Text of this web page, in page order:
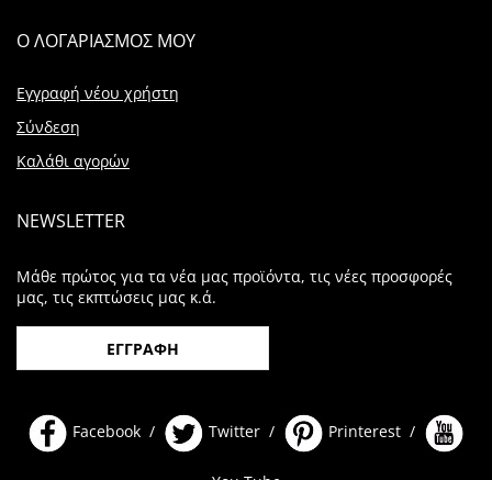
Ο ΛΟΓΑΡΙΑΣΜΟΣ ΜΟΥ
Εγγραφή νέου χρήστη
Σύνδεση
Καλάθι αγορών
NEWSLETTER
Μάθε πρώτος για τα νέα μας προϊόντα, τις νέες προσφορές
μας, τις εκπτώσεις μας κ.ά.
ΕΓΓΡΑΦΗ
Facebook / Twitter / Printerest /